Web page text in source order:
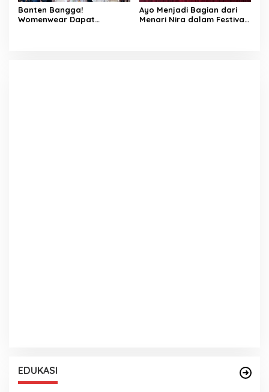
Banten Bangga!
Womenwear Dapat
Ayo Menjadi Bagian dari
Menari Nira dalam Festival
EDUKASI